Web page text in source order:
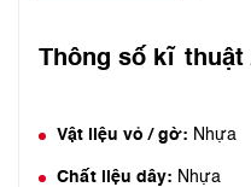
Thông số kĩ thuật
Vật liệu vỏ / gờ: Nhựa
Chất liệu dây: Nhựa